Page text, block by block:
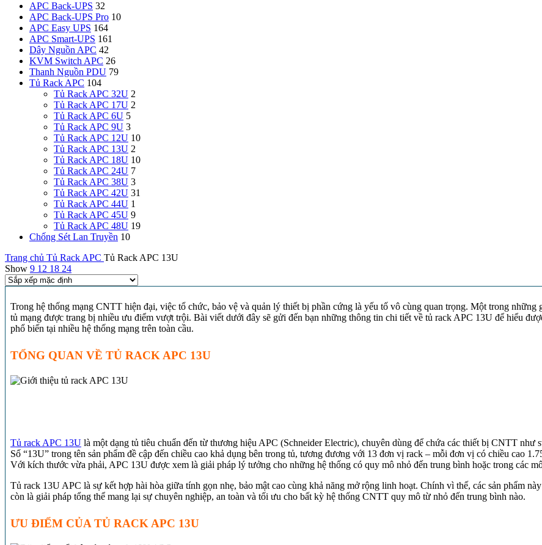
APC Back-UPS 32
APC Back-UPS Pro 10
APC Easy UPS 164
APC Smart-UPS 161
Dây Nguồn APC 42
KVM Switch APC 26
Thanh Nguồn PDU 79
Tủ Rack APC 104
Tủ Rack APC 32U 2
Tủ Rack APC 17U 2
Tủ Rack APC 6U 5
Tủ Rack APC 9U 3
Tủ Rack APC 12U 10
Tủ Rack APC 13U 2
Tủ Rack APC 18U 10
Tủ Rack APC 24U 7
Tủ Rack APC 38U 3
Tủ Rack APC 42U 31
Tủ Rack APC 44U 1
Tủ Rack APC 45U 9
Tủ Rack APC 48U 19
Chống Sét Lan Truyền 10
Trang chủ Tủ Rack APC Tủ Rack APC 13U
Show 9 12 18 24
Trong hệ thống mạng CNTT hiện đại, việc tổ chức, bảo vệ và quản lý thiết bị phần cứng là yếu tố vô cùng quan trọng. Một trong
tủ mạng được trang bị nhiều ưu điểm vượt trội. Bài viết dưới đây sẽ gửi đến bạn những thông tin chi tiết về tủ rack APC 13U để hiểu
phổ biến tại nhiều hệ thống mạng trên toàn cầu.
TỔNG QUAN VỀ TỦ RACK APC 13U
Tủ rack APC 13U là một dạng tủ tiêu chuẩn đến từ thương hiệu APC (Schneider Electric), chuyên dùng để chứa các thiết bị CNTT
Số “13U” trong tên sản phẩm đề cập đến chiều cao khả dụng bên trong tủ, tương đương với 13 đơn vị rack – mỗi đơn vị có chiều cao
Với kích thước vừa phải, APC 13U được xem là giải pháp lý tưởng cho những hệ thống có quy mô nhỏ đến trung bình hoặc trong các
Tủ rack 13U APC là sự kết hợp hài hòa giữa tính gọn nhẹ, bảo mật cao cùng khả năng mở rộng linh hoạt. Chính vì thế, các sản phẩm
còn là giải pháp tổng thể mang lại sự chuyên nghiệp, an toàn và tối ưu cho bất kỳ hệ thống CNTT quy mô từ nhỏ đến trung bình nào.
ƯU ĐIỂM CỦA TỦ RACK APC 13U